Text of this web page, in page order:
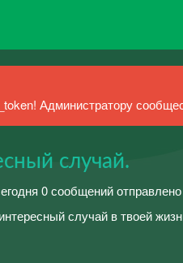
Администратору
случай.
0 сообщений
случай в твоей